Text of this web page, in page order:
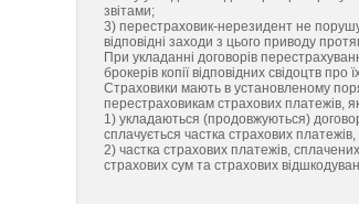
звітами;
3) перестраховик-нерезидент не
відповідні заходи з цього приводу
При укладанні договорів
брокерів копії відповідних свідоцтв про
Страховики мають в установленому
перестраховикам страхових платежів,
1) укладаються (продовжуються)
сплачується частка страхових
2) частка страхових платежів,
страхових сум та страхових